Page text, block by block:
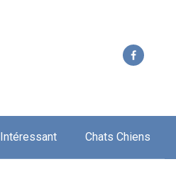
Intéressant Chats Chiens